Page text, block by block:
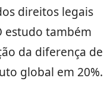
direitos legais
estudo também
da diferença de
global em 20%.